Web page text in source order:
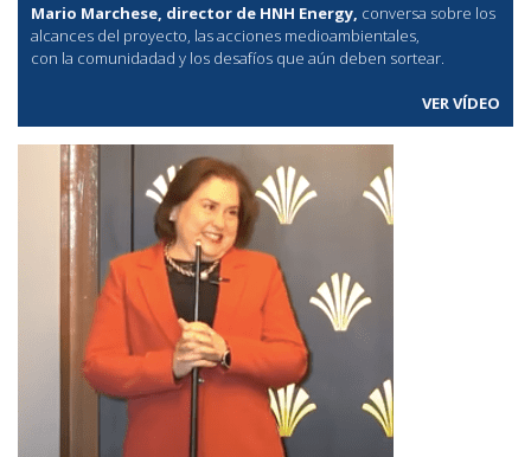
Mario Marchese, director de HNH Energy, conversa sobre los
alcances del proyecto, las acciones medioambientales,
con la comunidadad y los desafíos que aún deben sortear.
VER VÍDEO